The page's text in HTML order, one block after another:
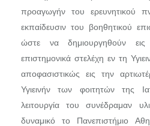
προαγωγήν του ερευνητικού
εκπαίδευσιν του βοηθητικού
ώστε να δημιουργηθούν
επιστημονικά στελέχη εν τη
αποφασιστικώς εις την
Υγιεινήν των φοιτητών της
λειτουργία του συνέδραμαν
δυναμικό το Πανεπιστήμιο